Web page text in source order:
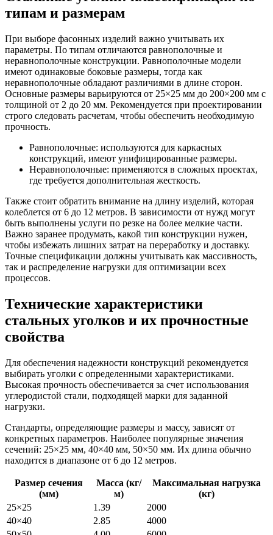
типам и размерам
При выборе фасонных изделий важно учитывать их
параметры. По типам отличаются равнополочные и
неравнополочные конструкции. Равнополочные модели
имеют одинаковые боковые размеры, тогда как
неравнополочные обладают различиями в длине сторон.
Основные размеры варьируются от 25×25 мм до 200×200 мм с
толщиной от 2 до 20 мм. Рекомендуется при проектировании
строго следовать расчетам, чтобы обеспечить необходимую
прочность.
Равнополочные: используются для каркасных
конструкций, имеют унифицированные размеры.
Неравнополочные: применяются в сложных проектах,
где требуется дополнительная жесткость.
Также стоит обратить внимание на длину изделий, которая
колеблется от 6 до 12 метров. В зависимости от нужд могут
быть выполнены услуги по резке на более мелкие части.
Важно заранее продумать, какой тип конструкции нужен,
чтобы избежать лишних затрат на переработку и доставку.
Точные спецификации должны учитывать как массивность,
так и распределение нагрузки для оптимизации всех
процессов.
Технические характеристики
стальных уголков и их прочностные
свойства
Для обеспечения надежности конструкций рекомендуется
выбирать уголки с определенными характеристиками.
Высокая прочность обеспечивается за счет использования
углеродистой стали, подходящей марки для заданной
нагрузки.
Стандарты, определяющие размеры и массу, зависят от
конкретных параметров. Наиболее популярные значения
сечений: 25×25 мм, 40×40 мм, 50×50 мм. Их длина обычно
находится в диапазоне от 6 до 12 метров.
Размер сечения
(мм)
Масса (кг/
м)
Максимальная нагрузка
(кг)
25×25
1.39
2000
40×40
2.85
4000